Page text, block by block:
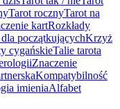
Tarot rocznyTarot na
kartRozkłady
początkującychKrzyż
cygańskieTalie tarota
Znaczenie
Kompatybilność
imieniaAlfabet